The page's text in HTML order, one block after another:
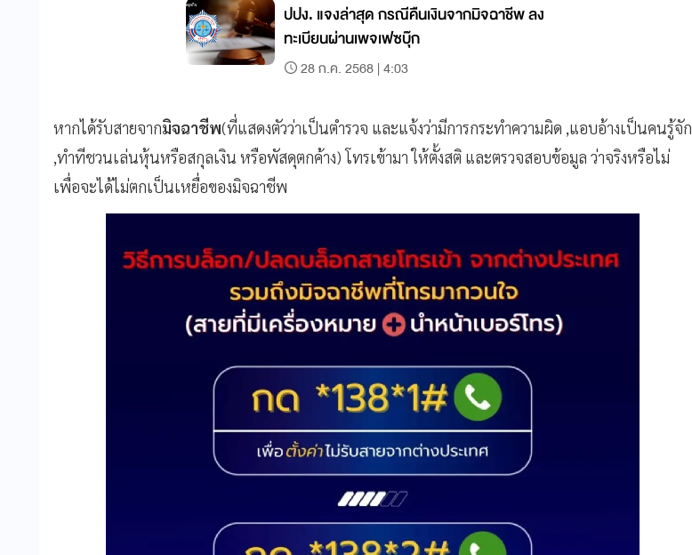
ปปง. แจงล่าสุด กรณีคืนเงินจากมิจฉาชีพ ลง
ทะเบียนผ่านเพจเฟซบุ๊ก
28 ก.ค. 2568 | 4:03
หากได้รับสายจากมิจฉาชีพ(ที่แสดงตัวว่าเป็นตำรวจ และแจ้งว่ามีการกระทำความผิด ,แอบอ้างเป็นคนรู้จัก
,ทำทีชวนเล่นหุ้นหรือสกุลเงิน หรือพัสดุตกค้าง) โทรเข้ามา ให้ตั้งสติ และตรวจสอบข้อมูล ว่าจริงหรือไม่
เพื่อจะได้ไม่ตกเป็นเหยื่อของมิจฉาชีพ